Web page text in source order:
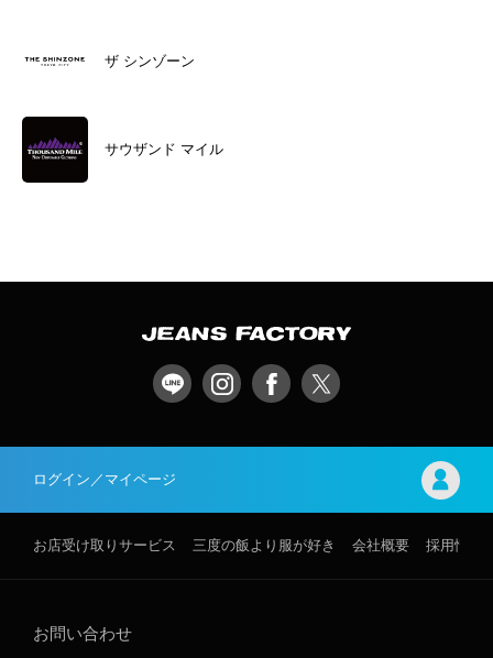
ザ シンゾーン
サウザンド マイル
ログイン／マイページ
お店受け取りサービス 三度の飯より服が好き 会社概要 採用情報
お問い合わせ